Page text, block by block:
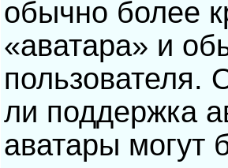
обычно более
«аватара» и
пользователя.
ли поддержка
аватары могут